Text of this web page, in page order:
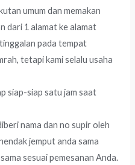
umum dan memakan
dari 1 alamat ke alamat
pada tempat
tetapi kami selalu usaha
siap-siap satu jam saat
nama dan no supir oleh
jemput anda sama
sesuai pemesanan Anda.